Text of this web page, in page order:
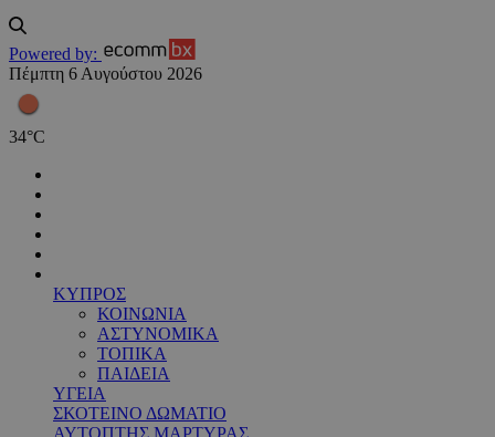
Powered by:
Πέμπτη 6 Αυγούστου 2026
34°C
ΚΥΠΡΟΣ
ΚΟΙΝΩΝΙΑ
ΑΣΤΥΝΟΜΙΚΑ
ΤΟΠΙΚΑ
ΠΑΙΔΕΙΑ
ΥΓΕΙΑ
ΣΚΟΤΕΙΝΟ ΔΩΜΑΤΙΟ